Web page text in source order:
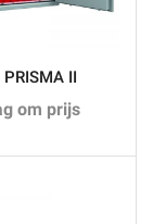
PRISMA II
om prijs